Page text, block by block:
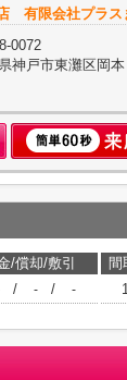
有限会社プラス
0072
神戸市東灘区岡
/償却/敷引 間
/ - / -